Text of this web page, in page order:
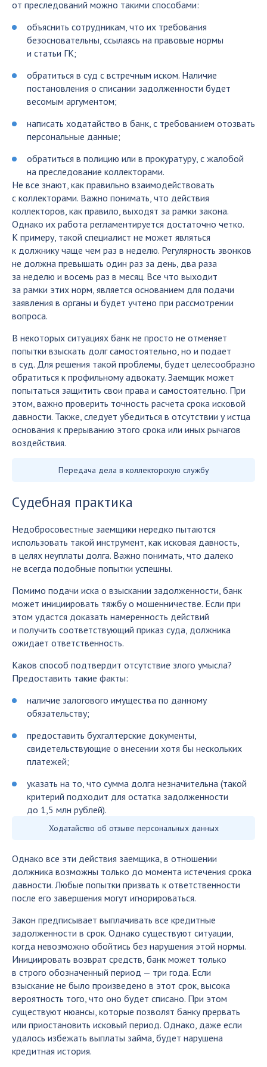
от преследований можно такими способами:
объяснить сотрудникам, что их требования
безосновательны, ссылаясь на правовые нормы
и статьи ГК;
обратиться в суд с встречным иском. Наличие
постановления о списании задолженности будет
весомым аргументом;
написать ходатайство в банк, с требованием отозвать
персональные данные;
обратиться в полицию или в прокуратуру, с жалобой
на преследование коллекторами.
Не все знают, как правильно взаимодействовать
с коллекторами. Важно понимать, что действия
коллекторов, как правило, выходят за рамки закона.
Однако их работа регламентируется достаточно четко.
К примеру, такой специалист не может являться
к должнику чаще чем раз в неделю. Регулярность звонков
не должна превышать один раз за день, два раза
за неделю и восемь раз в месяц. Все что выходит
за рамки этих норм, является основанием для подачи
заявления в органы и будет учтено при рассмотрении
вопроса.
В некоторых ситуациях банк не просто не отменяет
попытки взыскать долг самостоятельно, но и подает
в суд. Для решения такой проблемы, будет целесообразно
обратиться к профильному адвокату. Заемщик может
попытаться защитить свои права и самостоятельно. При
этом, важно проверить точность расчета срока исковой
давности. Также, следует убедиться в отсутствии у истца
основания к прерыванию этого срока или иных рычагов
воздействия.
Передача дела в коллекторскую службу
Судебная практика
Недобросовестные заемщики нередко пытаются
использовать такой инструмент, как исковая давность,
в целях неуплаты долга. Важно понимать, что далеко
не всегда подобные попытки успешны.
Помимо подачи иска о взыскании задолженности, банк
может инициировать тяжбу о мошенничестве. Если при
этом удастся доказать намеренность действий
и получить соответствующий приказ суда, должника
ожидает ответственность.
Каков способ подтвердит отсутствие злого умысла?
Предоставить такие факты:
наличие залогового имущества по данному
обязательству;
предоставить бухгалтерские документы,
свидетельствующие о внесении хотя бы нескольких
платежей;
указать на то, что сумма долга незначительна (такой
критерий подходит для остатка задолженности
до 1,5 млн рублей).
Ходатайство об отзыве персональных данных
Однако все эти действия заемщика, в отношении
должника возможны только до момента истечения срока
давности. Любые попытки призвать к ответственности
после его завершения могут игнорироваться.
Закон предписывает выплачивать все кредитные
задолженности в срок. Однако существуют ситуации,
когда невозможно обойтись без нарушения этой нормы.
Инициировать возврат средств, банк может только
в строго обозначенный период — три года. Если
взыскание не было произведено в этот срок, высока
вероятность того, что оно будет списано. При этом
существуют нюансы, которые позволят банку прервать
или приостановить исковый период. Однако, даже если
удалось избежать выплаты займа, будет нарушена
кредитная история.